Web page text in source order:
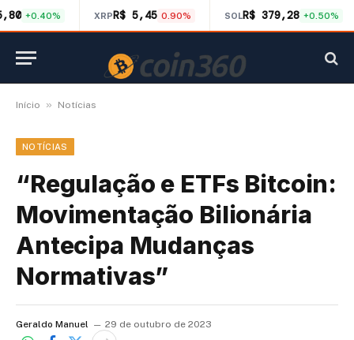
+0.40% XRPR$ 5,45 0.90% SOLR$ 379,28 +0.50%
Início » Notícias
NOTÍCIAS
“Regulação e ETFs Bitcoin:
Movimentação Bilionária
Antecipa Mudanças
Normativas”
Geraldo Manuel 29 de outubro de 2023